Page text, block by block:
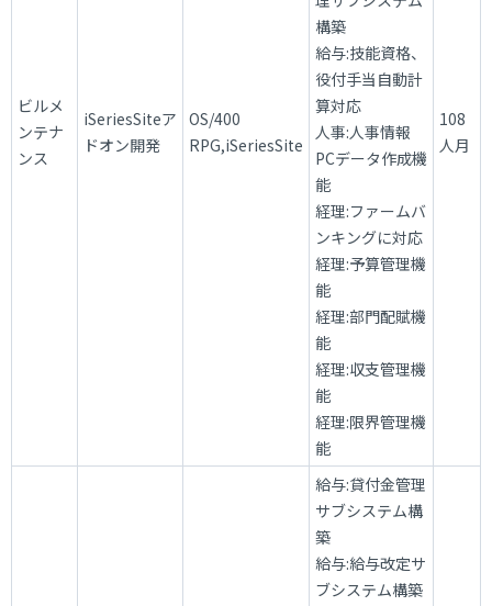
ビルメ
ンテナ
ンス
iSeriesSiteア
ドオン開発
OS/400
RPG,iSeriesSite
構築
給与:技能資格、
役付手当自動計
算対応
人事:人事情報
PCデータ作成機
能
経理:ファームバ
ンキングに対応
経理:予算管理機
能
経理:部門配賦機
能
経理:収支管理機
能
経理:限界管理機
能
108
人月
給与:貸付金管理
サブシステム構
築
給与:給与改定サ
ブシステム構築